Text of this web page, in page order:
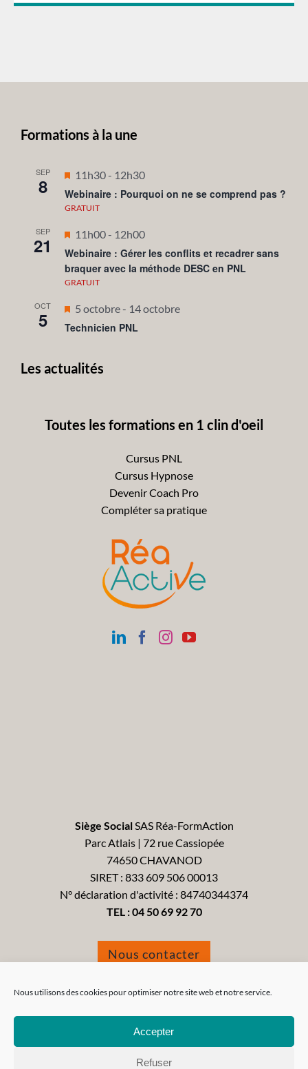
Nous utilisons des cookies pour optimiser notre site web et notre service.
Accepter
Refuser
Formations à la une
SEP
8
Mis
en
avant
11h30- 12h30
Webinaire : Pourquoi on ne se comprend pas ?
GRATUIT
SEP
21
Mis
en
avant
11h00- 12h00
Webinaire : Gérer les conflits et recadrer sans
braquer avec la méthode DESC en PNL
GRATUIT
OCT
5
Mis
en
5 octobre- 14 octobre
Technicien PNL
Les actualités
Toutes les formations en 1 clin d'oeil
Cursus PNL
Cursus Hypnose
Devenir Coach Pro
Compléter sa pratique
Siège SocialSAS Réa-FormAction
Parc Atlais | 72 rue Cassiopée
74650 CHAVANOD
SIRET : 833 609 506 00013
N° déclaration d'activité : 84740344374
TEL :04 50 69 92 70
Nous contacter